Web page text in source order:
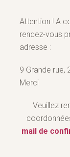
Attention ! A
rendez-vous
adresse :
9 Grande rue,
Merci
Veuillez
mail de